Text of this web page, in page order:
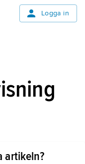
Logga in
artikeln?